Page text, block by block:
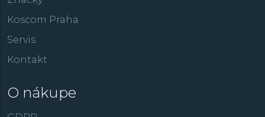
Koscom Praha
Servis
Kontakt
O nákupe